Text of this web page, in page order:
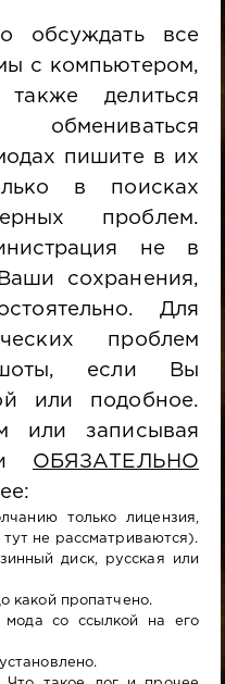
обсуждать все
с компьютером,
делиться
пишите в их
в поисках
проблем.
не в
сохранения,
Для
проблем
если Вы
или подобное.
или записывая
и ОБЯЗАТЕЛЬНО
только лицензия,
не рассматриваются).
диск, русская или
какой пропатчено.
со ссылкой на его